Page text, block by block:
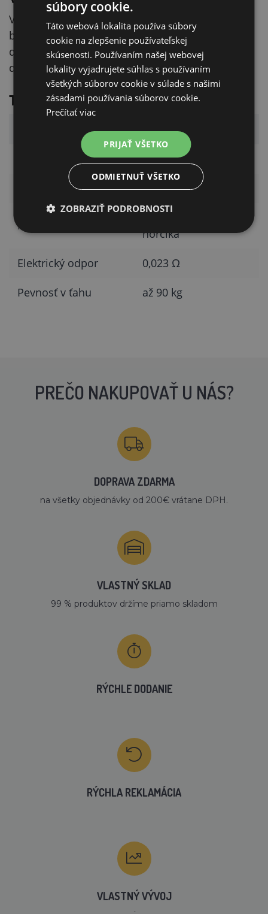
Výrobca deklaruje vodivosť až 4× vyššiu než pri
bežnom oceľovom drôte a zároveň uvádza, že
drôt je približne o dve tretiny ľahší než oceľový
drôt.
Technické parametre
Hodnota
400 m
Priemer drôtu 1.8 mm
Materiál
horčíka
Elektrický odpor 0,023 Ω
Pevnosť v ťahu až 90 kg
PREČO NAKUPOVAŤ U NÁS?
DOPRAVA ZDARMA
na všetky objednávky od 200€ vrátane DPH.
VLASTNÝ SKLAD
99 % produktov držíme priamo skladom
RÝCHLE DODANIE
RÝCHLA REKLAMÁCIA
VLASTNÝ VÝVOJ
súbory cookie.
Táto webová lokalita používa súbory
cookie na zlepšenie používateľskej
skúsenosti. Používaním našej webovej
lokality vyjadrujete súhlas s používaním
všetkých súborov cookie v súlade s našimi
zásadami používania súborov cookie.
Prečítať viac
PRIJAŤ VŠETKO
ODMIETNUŤ VŠETKO
ZOBRAZIŤ PODROBNOSTI